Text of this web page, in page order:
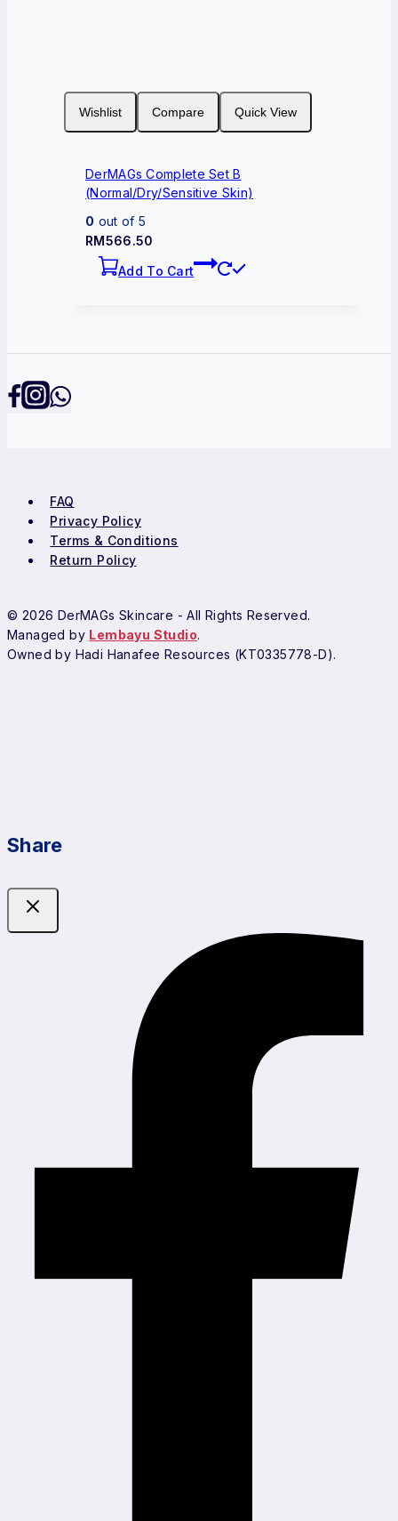
Wishlist Compare Quick View
DerMAGs Complete Set B
(Normal/Dry/Sensitive Skin)
0 out of 5
RM566.50
Add To Cart
FAQ
Privacy Policy
Terms & Conditions
Return Policy
© 2026 DerMAGs Skincare - All Rights Reserved.
Managed by Lembayu Studio.
Owned by Hadi Hanafee Resources (KT0335778-D).
Share